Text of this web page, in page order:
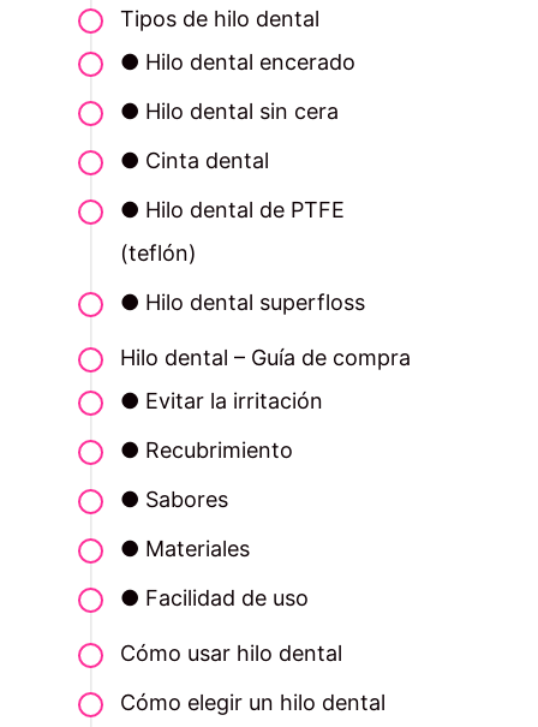
Tipos de hilo dental
● Hilo dental encerado
● Hilo dental sin cera
● Cinta dental
● Hilo dental de PTFE
(teflón)
● Hilo dental superfloss
Hilo dental – Guía de compra
● Evitar la irritación
● Recubrimiento
● Sabores
● Materiales
● Facilidad de uso
Cómo usar hilo dental
Cómo elegir un hilo dental